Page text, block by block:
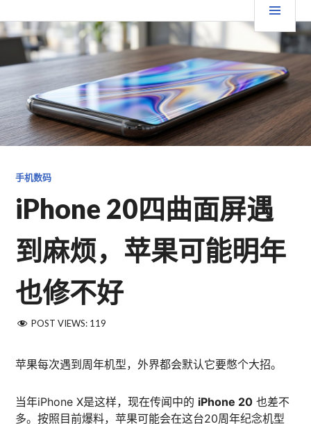
至
内
TGFC LIFESTYLE
单
手机数码
iPhone 20四曲面屏遇
到麻烦，苹果可能明年
也修不好
POST VIEWS: 119
苹果每次遇到周年机型，外界都会默认它要憋个大招。
当年iPhone X是这样，现在传闻中的 iPhone 20 也差不
多。按照目前爆料，苹果可能会在这台20周年纪念机型